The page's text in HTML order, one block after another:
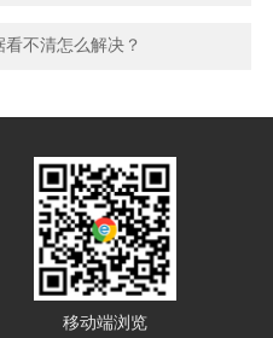
不清怎么解决？
移动端浏览